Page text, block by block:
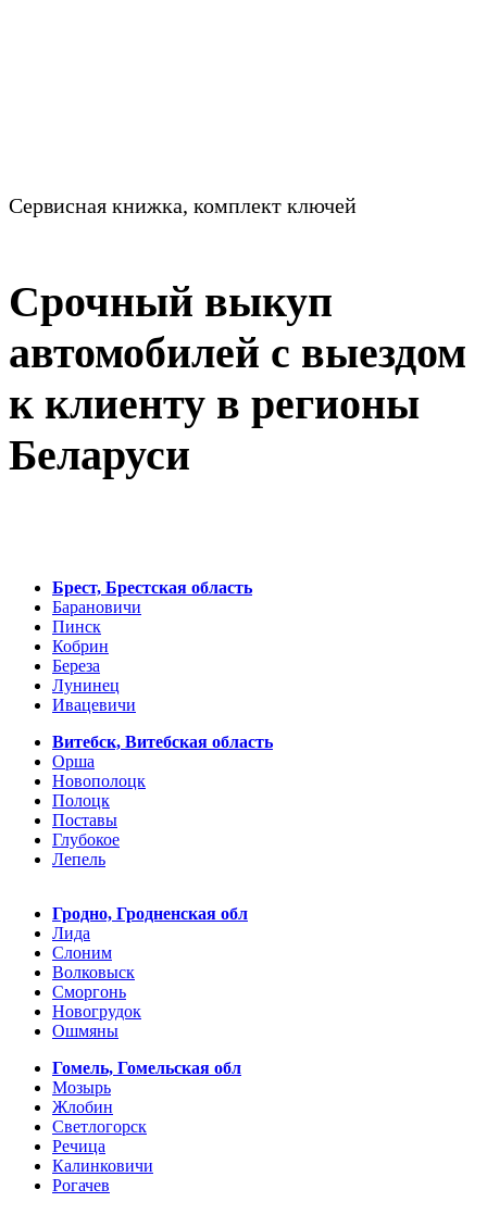
Сервисная книжка, комплект ключей
Срочный выкуп
автомобилей с выездом
к клиенту в регионы
Беларуси
Брест, Брестская область
Барановичи
Пинск
Кобрин
Береза
Лунинец
Ивацевичи
Витебск, Витебская область
Орша
Новополоцк
Полоцк
Поставы
Глубокое
Лепель
Гродно, Гродненская обл
Лида
Слоним
Волковыск
Сморгонь
Новогрудок
Ошмяны
Гомель, Гомельская обл
Мозырь
Жлобин
Светлогорск
Речица
Калинковичи
Рогачев